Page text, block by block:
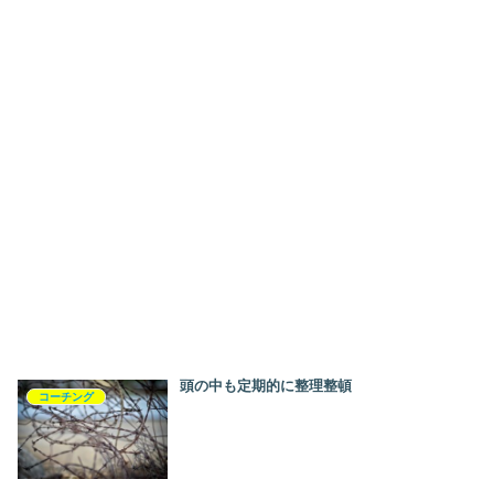
コーチング
頭の中も定期的に整理整頓